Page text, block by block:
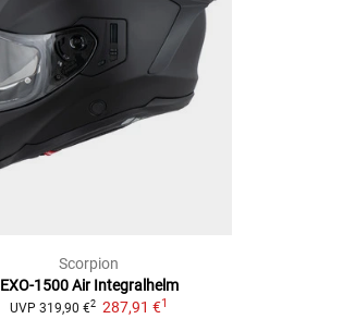
Scorpion
EXO-1500 Air Integralhelm
UVP 319,90 €2 287,91 €1